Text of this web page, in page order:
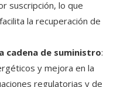
suscripción, lo que
la recuperación de
cadena de suministro:
y mejora en la
regulatorias y de